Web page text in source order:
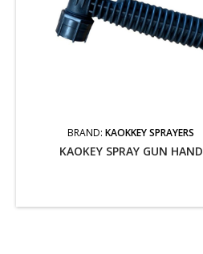
BRAND: KAOKKEY SPRAYERS
KAOKEY SPRAY GUN HAND